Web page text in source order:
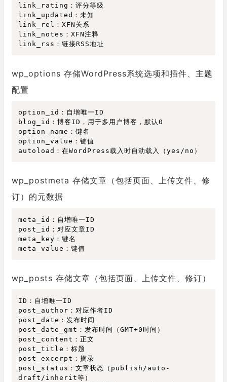
link_rating：评分等级
link_updated：未知
link_rel：XFN关系
link_notes：XFN注释
wp_options 存储WordPress系统选项和插件、主题
配置
option_id：自增唯一ID
blog_id：博客ID，用于多用户博客，默认0
option_name：键名
autoload ：在WordPress载入时自动载入（ yes
wp_postmeta 存储文章（包括页面、上传文件、修
订）的元数据
meta_id：自增唯一ID
post_id：对应文章ID
meta_key：键名
wp_posts 存储文章（包括页面、上传文件、修订）
ID：自增唯一ID
post_author：对应作者ID
post_date：发布时间
post_date_gmt：发布时间（GMT+0时间）
post_content：正文
post_title：标题
post_excerpt：摘录
post_status：文章状态（publish/auto-
draft/inherit等）